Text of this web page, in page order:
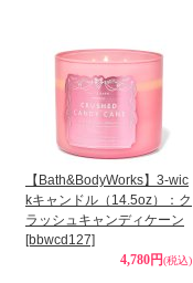
【Bath&BodyWorks】3-wic
kキャンドル（14.5oz）：ク
ラッシュキャンディケーン
[bbwcd127]
4,780円(税込)